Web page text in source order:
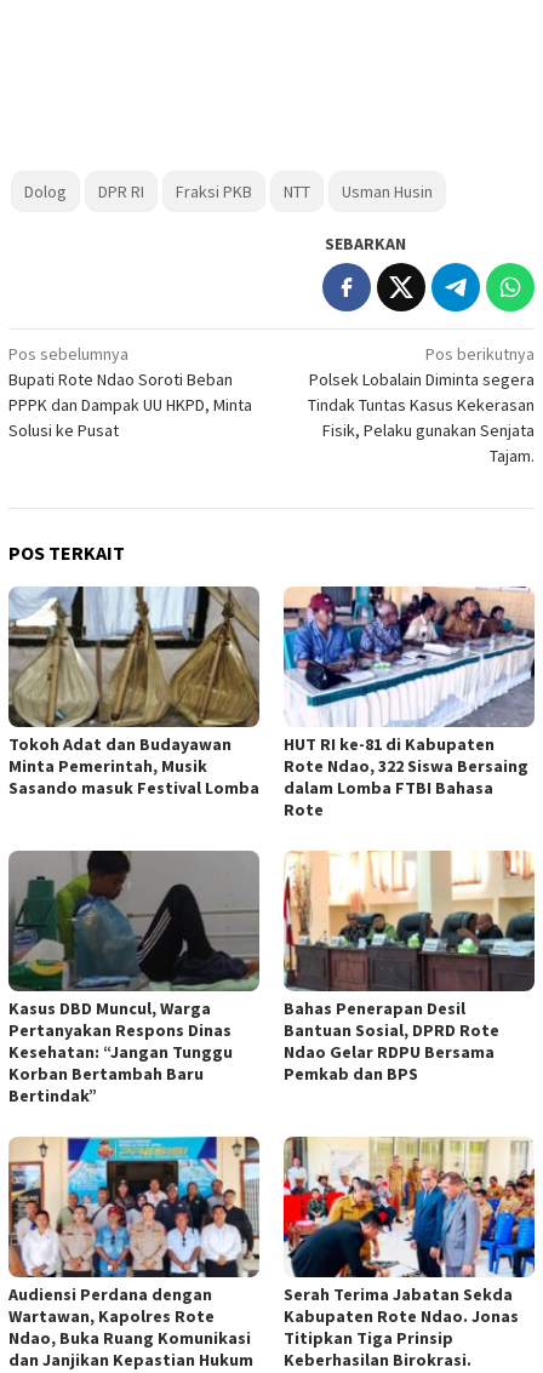
Dolog DPR RI Fraksi PKB NTT Usman Husin
SEBARKAN
Navigasi
pos
Pos sebelumnya
Bupati Rote Ndao Soroti Beban
PPPK dan Dampak UU HKPD, Minta
Solusi ke Pusat
Pos berikutnya
Polsek Lobalain Diminta segera
Tindak Tuntas Kasus Kekerasan
Fisik, Pelaku gunakan Senjata
Tajam.
POS TERKAIT
Tokoh Adat dan Budayawan
Minta Pemerintah, Musik
Sasando masuk Festival Lomba
HUT RI ke-81 di Kabupaten
Rote Ndao, 322 Siswa Bersaing
dalam Lomba FTBI Bahasa
Rote
Kasus DBD Muncul, Warga
Pertanyakan Respons Dinas
Kesehatan: “Jangan Tunggu
Korban Bertambah Baru
Bertindak”
Bahas Penerapan Desil
Bantuan Sosial, DPRD Rote
Ndao Gelar RDPU Bersama
Pemkab dan BPS
Audiensi Perdana dengan
Wartawan, Kapolres Rote
Ndao, Buka Ruang Komunikasi
dan Janjikan Kepastian Hukum
Serah Terima Jabatan Sekda
Kabupaten Rote Ndao. Jonas
Titipkan Tiga Prinsip
Keberhasilan Birokrasi.